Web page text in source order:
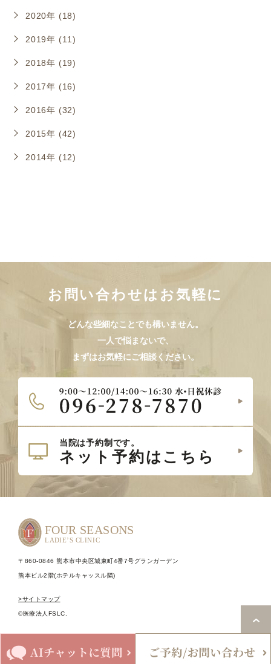
2020年 (18)
2019年 (11)
2018年 (19)
2017年 (16)
2016年 (32)
2015年 (42)
2014年 (12)
お問い合わせはお気軽に
どんな些細なことでも構いません。
一人で悩まないで、
まずはお気軽にご相談ください。
〒860-0846 熊本市中央区城東町4番7号グランガーデン
熊本ビル2階(ホテルキャッスル隣)
>サイトマップ
©医療法人FSLC.